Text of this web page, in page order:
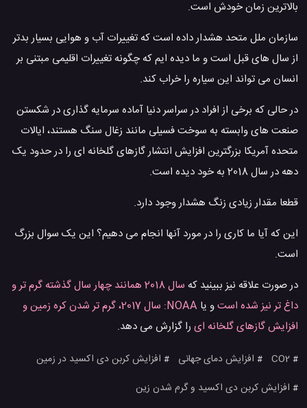
بالاترین زمان خودش است.
سازمان ملل متحد هشدار داده است که تغییرات آب و هوایی بسیار بدتر
از سال های قبل است و ما دیده ایم که چگونه تغییرات اقلیمی مبتنی بر
انسان می تواند این سیاره را خراب کند.
در حالی که برخی از افراد در سراسر دنیا آماده سرمایه گذاری در شکستن
صنعت های وابسته به سوخت فسیلی مانند زغال سنگ هستند، ایالات
متحده آمریکا بزرگترین افزایش انتشار گازهای گلخانه ای را در حدود یک
دهه در سال 2018 به خود دیده است.
قطعا مقدار زیادی زنگ هشدار وجود دارد.
این که آیا ما کاری را در مورد آنها انجام می دهیم؟ این یک سوال بزرگ
است.
در صورت علاقه نیز ببینید که
سال 2018 همانند چهار سال گذشته گرم تر و
داغ تر نیز شده استو یا
NOAA: سال 2017، گرم تر شدن کره زمین و
افزایش گازهای گلخانه ای را گزارش می دهد.
#
CO2
# افزایش دمای جهانی # افزایش کربن دی اکسید در زمین
# افزایش کربن دی اکسید و گرم شدن زین